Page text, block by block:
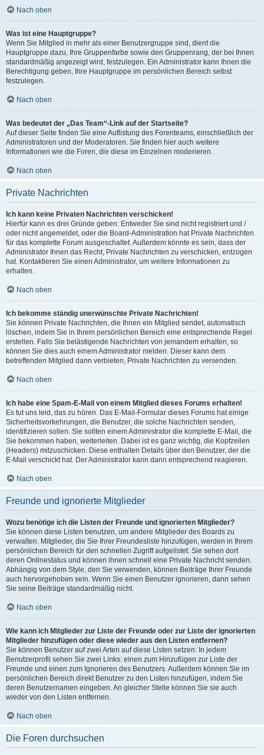
Nach oben
Was ist eine Hauptgruppe?
Wenn Sie Mitglied in mehr als einer Benutzergruppe sind, dient die
Hauptgruppe dazu, Ihre Gruppenfarbe sowie den Gruppenrang, der bei Ihnen
standardmäßig angezeigt wird, festzulegen. Ein Administrator kann Ihnen die
Berechtigung geben, Ihre Hauptgruppe im persönlichen Bereich selbst
festzulegen.
Nach oben
Was bedeutet der „Das Team“-Link auf der Startseite?
Auf dieser Seite finden Sie eine Auflistung des Forenteams, einschließlich der
Administratoren und der Moderatoren. Sie finden hier auch weitere
Informationen wie die Foren, die diese im Einzelnen moderieren.
Nach oben
Private Nachrichten
Ich kann keine Privaten Nachrichten verschicken!
Hierfür kann es drei Gründe geben: Entweder Sie sind nicht registriert und /
oder nicht angemeldet, oder die Board-Administration hat Private Nachrichten
für das komplette Forum ausgeschaltet. Außerdem könnte es sein, dass der
Administrator Ihnen das Recht, Private Nachrichten zu verschicken, entzogen
hat. Kontaktieren Sie einen Administrator, um weitere Informationen zu
erhalten.
Nach oben
Ich bekomme ständig unerwünschte Private Nachrichten!
Sie können Private Nachrichten, die Ihnen ein Mitglied sendet, automatisch
löschen, indem Sie in Ihrem persönlichen Bereich eine entsprechende Regel
erstellen. Falls Sie belästigende Nachrichten von jemandem erhalten, so
können Sie dies auch einem Administrator melden. Dieser kann dem
betreffenden Mitglied dann verbieten, Private Nachrichten zu versenden.
Nach oben
Ich habe eine Spam-E-Mail von einem Mitglied dieses Forums erhalten!
Es tut uns leid, das zu hören. Das E-Mail-Formular dieses Forums hat einige
Sicherheitsvorkehrungen, die Benutzer, die solche Nachrichten senden,
identifizieren sollen. Sie sollten einem Administrator die komplette E-Mail, die
Sie bekommen haben, weiterleiten. Dabei ist es ganz wichtig, die Kopfzeilen
(Headers) mitzuschicken. Diese enthalten Details über den Benutzer, der die
E-Mail verschickt hat. Der Administrator kann dann entsprechend reagieren.
Nach oben
Freunde und ignorierte Mitglieder
Wozu benötige ich die Listen der Freunde und ignorierten Mitglieder?
Sie können diese Listen benutzen, um andere Mitglieder des Boards zu
verwalten. Mitglieder, die Sie Ihrer Freundesliste hinzufügen, werden in Ihrem
persönlichen Bereich für den schnellen Zugriff aufgelistet. Sie sehen dort
deren Onlinestatus und können ihnen schnell eine Private Nachricht senden.
Abhängig von dem Style, den Sie verwenden, können Beiträge Ihrer Freunde
auch hervorgehoben sein. Wenn Sie einen Benutzer ignorieren, dann sehen
Sie seine Beiträge standardmäßig nicht.
Nach oben
Wie kann ich Mitglieder zur Liste der Freunde oder zur Liste der ignorierten
Mitglieder hinzufügen oder diese wieder aus den Listen entfernen?
Sie können Benutzer auf zwei Arten auf diese Listen setzen: In jedem
Benutzerprofil sehen Sie zwei Links: einen zum Hinzufügen zur Liste der
Freunde und einen zum Ignorieren des Benutzers. Außerdem können Sie im
persönlichen Bereich direkt Benutzer zu den Listen hinzufügen, indem Sie
deren Benutzernamen eingeben. An gleicher Stelle können Sie sie auch
wieder von den Listen entfernen.
Nach oben
Die Foren durchsuchen